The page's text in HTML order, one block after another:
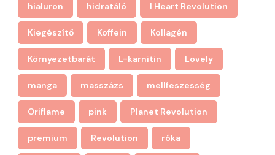
hialuron hidratáló I Heart Revolution
Kiegészítő Koffein Kollagén
Környezetbarát L-karnitin Lovely
manga masszázs mellfeszesség
Oriflame pink Planet Revolution
premium Revolution róka